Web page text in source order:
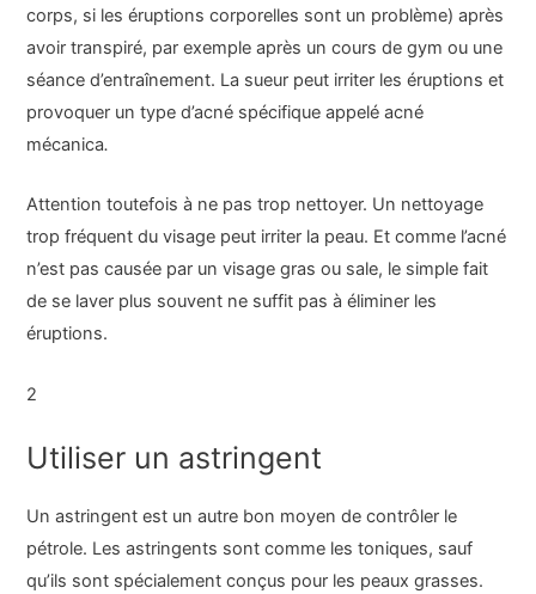
corps, si les éruptions corporelles sont un problème) après
avoir transpiré, par exemple après un cours de gym ou une
séance d’entraînement. La sueur peut irriter les éruptions et
provoquer un type d’acné spécifique appelé acné
mécanica.
Attention toutefois à ne pas trop nettoyer. Un nettoyage
trop fréquent du visage peut irriter la peau. Et comme l’acné
n’est pas causée par un visage gras ou sale, le simple fait
de se laver plus souvent ne suffit pas à éliminer les
éruptions.
2
Utiliser un astringent
Un astringent est un autre bon moyen de contrôler le
pétrole. Les astringents sont comme les toniques, sauf
qu’ils sont spécialement conçus pour les peaux grasses.